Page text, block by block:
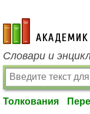
academic.ru
Словари и
Толкования